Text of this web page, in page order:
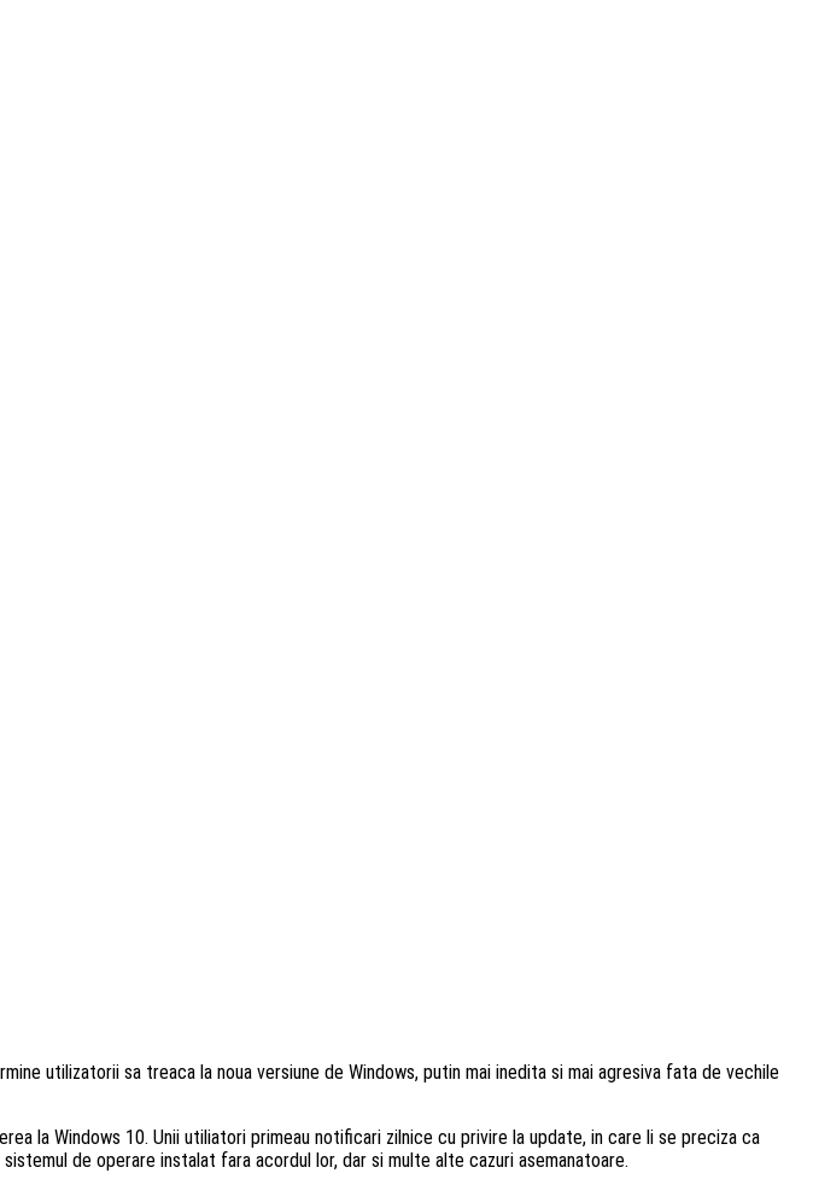
utilizatorii sa treaca la noua versiune de Windows, putin mai inedita si mai agresiva fata de vechile
la Windows 10. Unii utiliatori primeau notificari zilnice cu privire la update, in care li se preciza ca
de operare instalat fara acordul lor, dar si multe alte cazuri asemanatoare.